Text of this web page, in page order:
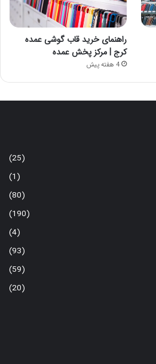
راهنمای خرید قاب گوشی عمده
کرج | مرکز پخش عمده
4 هفته پیش
(25)
(1)
(80)
(190)
(4)
(93)
(59)
(20)